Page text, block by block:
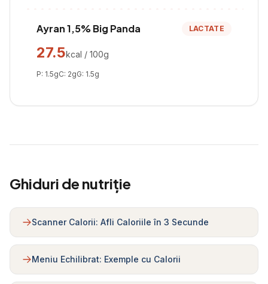
Ayran 1,5% Big Panda LACTATE
27.5kcal / 100g
P: 1.5gC: 2gG: 1.5g
Ghiduri de nutriție
Scanner Calorii: Afli Caloriile în 3 Secunde
Meniu Echilibrat: Exemple cu Calorii